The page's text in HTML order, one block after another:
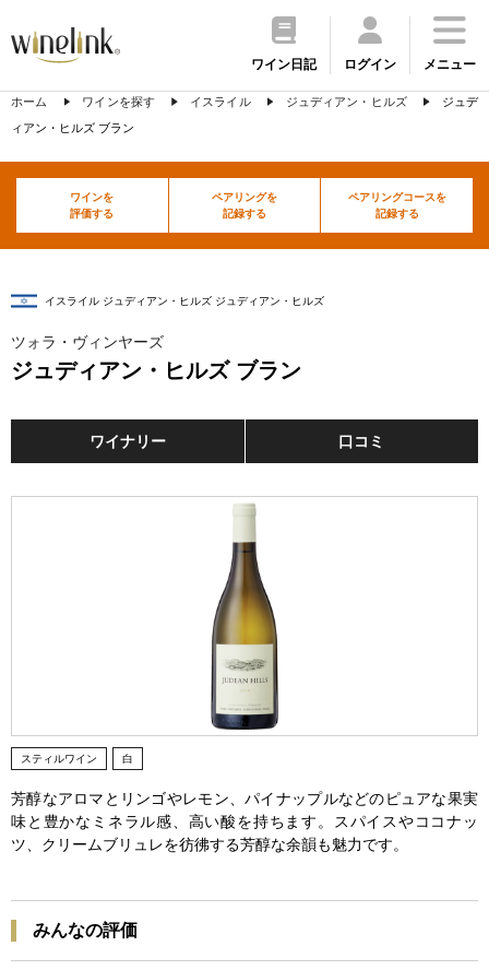
ワイン日記 ログイン メニュー
ホーム ワインを探す イスライル ジュディアン・ヒルズ
ジュデ
ィアン・ヒルズ ブラン
ワインを
評価する
ペアリングを
記録する
ペアリングコースを
記録する
イスライル ジュディアン・ヒルズ ジュディアン・ヒルズ
ツォラ・ヴィンヤーズ
ジュディアン・ヒルズ ブラン
ワイナリー 口コミ
スティルワイン 白
芳醇なアロマとリンゴやレモン、パイナップルなどのピュアな果実
味と豊かなミネラル感、高い酸を持ちます。スパイスやココナッ
ツ、クリームブリュレを彷彿する芳醇な余韻も魅力です。
みんなの評価